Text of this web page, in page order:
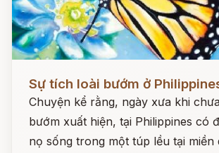
Sự tích loài bướm ở
Chuyện kể rằng, ngày xưa khi
bướm xuất hiện, tại Philippines có
nọ sống trong một túp lều tại miền